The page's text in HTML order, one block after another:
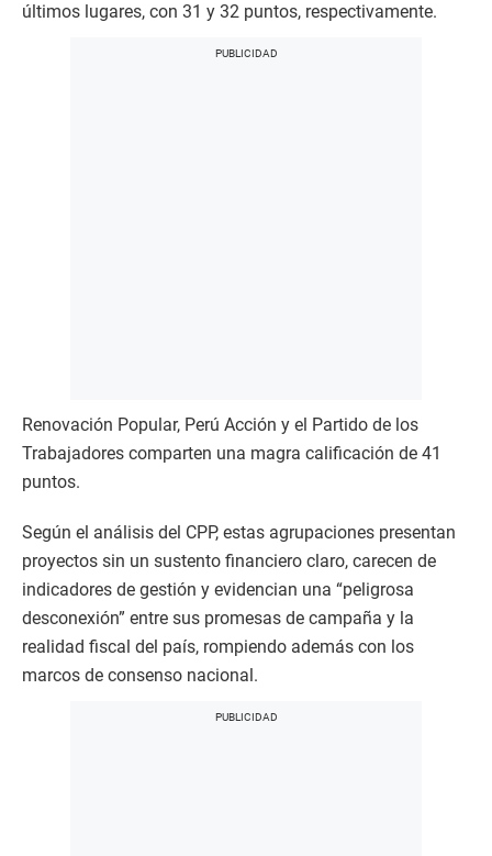
últimos lugares, con 31 y 32 puntos, respectivamente.
Renovación Popular, Perú Acción y el Partido de los
Trabajadores comparten una magra calificación de 41
puntos.
Según el análisis del CPP, estas agrupaciones presentan
proyectos sin un sustento financiero claro, carecen de
indicadores de gestión y evidencian una “peligrosa
desconexión” entre sus promesas de campaña y la
realidad fiscal del país, rompiendo además con los
marcos de consenso nacional.